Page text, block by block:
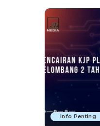
Info Penting